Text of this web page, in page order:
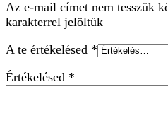
Az e-mail címet nem tesszük
karakterrel jelöltük
A te értékelésed *
Értékelésed *